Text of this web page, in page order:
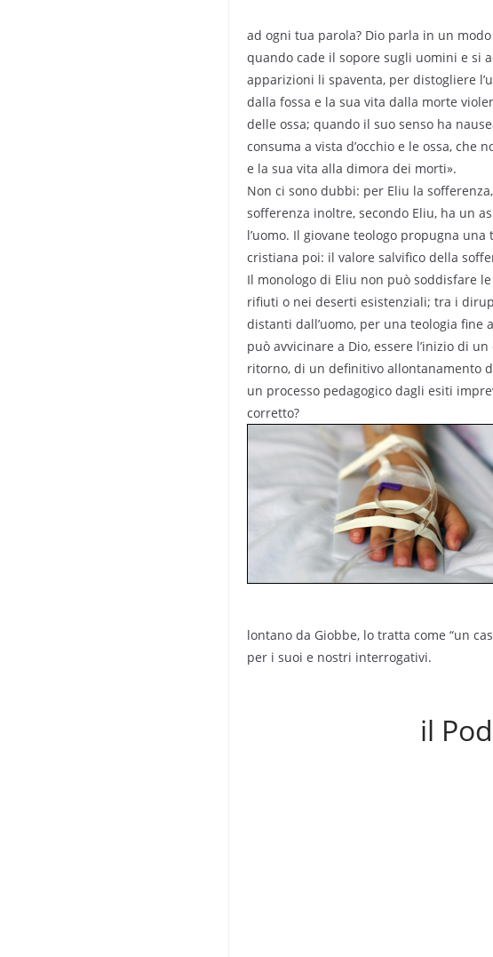
ad ogni tua parola? Dio parla in un
quando cade il sopore sugli uomini e si
apparizioni li spaventa, per distogliere
dalla fossa e la sua vita dalla morte
delle ossa; quando il suo senso ha
consuma a vista d’occhio e le ossa, che
e la sua vita alla dimora dei morti».
Non ci sono dubbi: per Eliu la
sofferenza inoltre, secondo Eliu, ha un
l’uomo. Il giovane teologo propugna
cristiana poi: il valore salvifico della
Il monologo di Eliu non può soddisfare
rifiuti o nei deserti esistenziali; tra i
distanti dall’uomo, per una teologia fine
può avvicinare a Dio, essere l’inizio di
ritorno, di un definitivo allontanamento
un processo pedagogico dagli esiti
corretto?
lontano da Giobbe, lo tratta come “un
per i suoi e nostri interrogativi.
il